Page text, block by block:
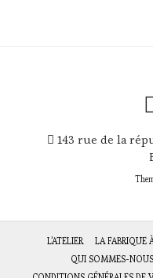
143 rue de la
L’ATELIER LA FABRIQUE
QUI SOMMES-